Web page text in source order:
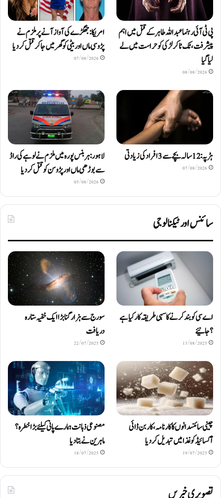
پی ٹی آئی رہنما عبداللہ طاہر کے قتل میں اہم
پیشرفت، ٹک ٹاکر لڑکی کو حراست میں لے
لیا گیا
08/08/2026
امریکا: جھگڑے کی آواز آنے پر ملزم نے
پڑوسی ماں اور بیٹی کو گھر میں جا کر قتل کر دیا
07/08/2026
ہڑپہ: 12 سالہ بچے سے 3 افراد کی زیادتی
07/08/2026
لاہور: ہربنس پورہ میں ملزم نے لوہے کی راڈ
سے بوڑھی ماں اور پڑوسن کو قتل کر دیا
05/08/2026
سائنس اور ٹیکنالوجی
اے سی کو بند کرنے کا سہی طریقہ کار کیا ہے
؟ جانیئے
13/08/2025
سورج سے ہزار گنا بڑا ایک خفیہ ستارہ
دریافت
22/07/2025
چینی سائنسدانوں کا کارنامہ، کاربن ڈائی
آکسائیڈ کو غذا میں تبدیل کردیا
19/07/2025
مصنوعی ذہانت ہمارے پانی کیلئے بڑا خطرہ؟
ماہرین نے بتا دیا
18/07/2025